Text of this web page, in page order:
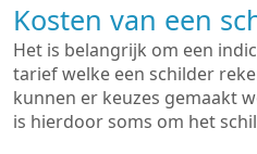
Kosten van een
Het is belangrijk om een
tarief welke een schilder
kunnen er keuzes gemaakt
is hierdoor soms om het